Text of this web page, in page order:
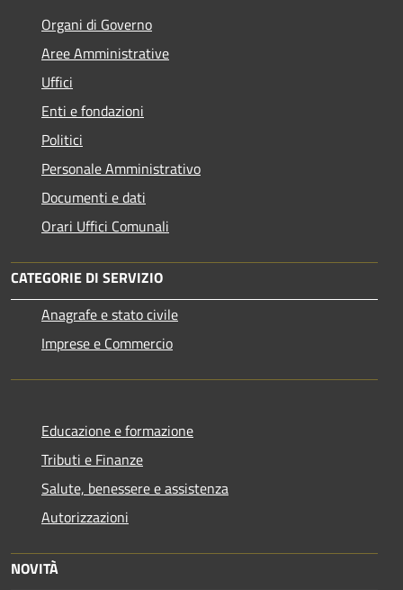
Organi di Governo
Aree Amministrative
Uffici
Enti e fondazioni
Politici
Personale Amministrativo
Documenti e dati
Orari Uffici Comunali
CATEGORIE DI SERVIZIO
Anagrafe e stato civile
Imprese e Commercio
Educazione e formazione
Tributi e Finanze
Salute, benessere e assistenza
Autorizzazioni
NOVITÀ